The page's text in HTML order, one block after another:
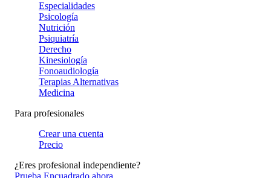
Especialidades
Psicología
Nutrición
Psiquiatría
Derecho
Kinesiología
Fonoaudiología
Terapias Alternativas
Medicina
Para profesionales
Crear una cuenta
Precio
¿Eres profesional independiente?